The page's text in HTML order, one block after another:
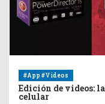
#App #Videos
Edición de videos:
celular